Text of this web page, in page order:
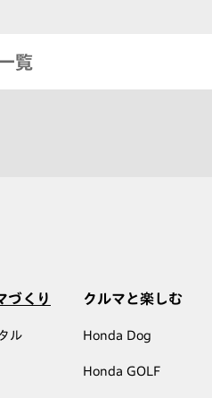
覧
づくり
ル
クルマと楽しむ
Honda Dog
Honda GOLF